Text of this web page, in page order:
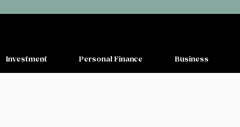
Investment Personal Finance Business